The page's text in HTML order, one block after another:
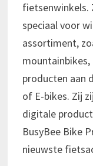
fietsenwinkels.
speciaal voor
assortiment,
mountainbikes,
producten aan
of E-bikes. Zij
digitale
BusyBee Bike
nieuwste